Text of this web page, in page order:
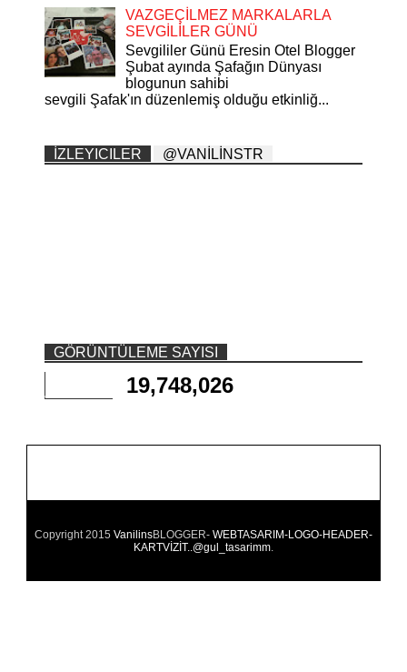
VAZGEÇİLMEZ MARKALARLA
SEVGİLİLER GÜNÜ
Sevgililer Günü Eresin Otel Blogger
Şubat ayında Şafağın Dünyası
blogunun sahibi
sevgili Şafak'ın düzenlemiş olduğu etkinliğ...
İZLEYICILER @VANİLİNSTR
GÖRÜNTÜLEME SAYISI
19,748,026
Copyright 2015 VanilinsBLOGGER- WEBTASARIM-LOGO-HEADER-
KARTVİZİT..@gul_tasarimm.